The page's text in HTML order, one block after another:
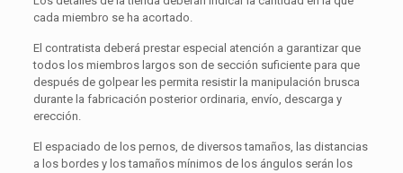
cada miembro se ha acortado.
El contratista deberá prestar especial atención a garantizar que
todos los miembros largos son de sección suficiente para que
después de golpear les permita resistir la manipulación brusca
durante la fabricación posterior ordinaria, envío, descarga y
erección.
El espaciado de los pernos, de diversos tamaños, las distancias
a los bordes y los tamaños mínimos de los ángulos serán los